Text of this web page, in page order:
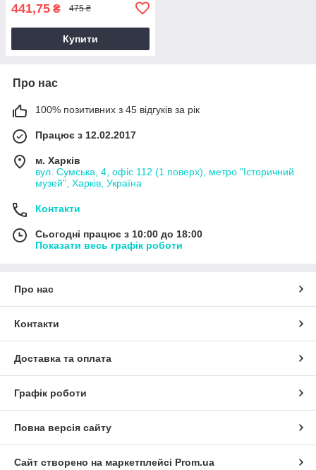
441,75 ₴ 475 ₴
Купити
Про нас
100% позитивних з 45 відгуків за рік
Працює з 12.02.2017
м. Харків
вул. Сумська, 4, офіс 112 (1 поверх), метро "Історичний
музей", Харків, Україна
Контакти
Сьогодні працює з 10:00 до 18:00
Показати весь графік роботи
Про нас
Контакти
Доставка та оплата
Графік роботи
Повна версія сайту
Сайт створено на маркетплейсі Prom.ua